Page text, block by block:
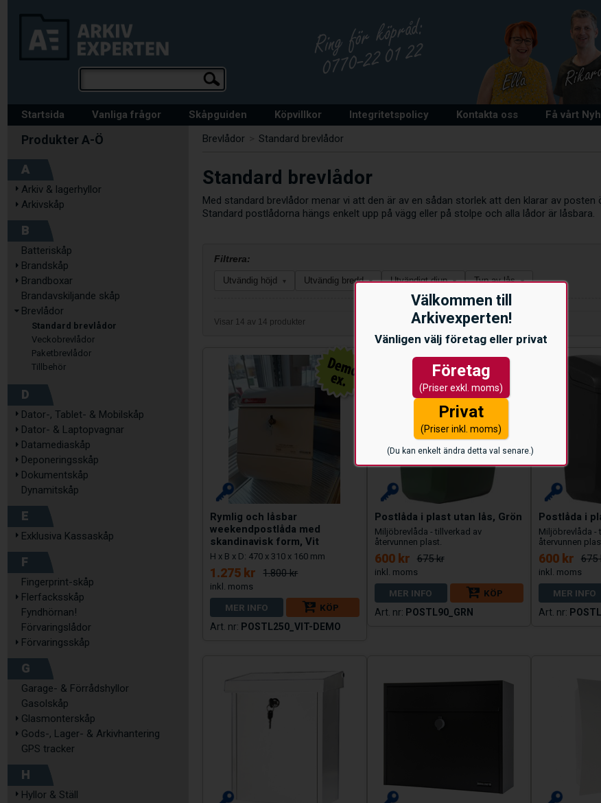
Välkommen till
Arkivexperten!
Vänligen välj företag eller privat
Företag
(Priser exkl. moms)
Privat
(Priser inkl. moms)
(Du kan enkelt ändra detta val senare.)
Startsida Vanliga frågor Skåpguiden Köpvillkor Integritetspolicy Kontakta oss Få vårt
A
Arkiv & lagerhyllor
Arkivskåp
B
Batteriskåp
Brandskåp
Brandboxar
Brandavskiljande skåp
Brevlådor
Standard brevlådor
Veckobrevlådor
Paketbrevlådor
Tillbehör
D
Dator-, Tablet- & Mobilskåp
Dator- & Laptopvagnar
Datamediaskåp
Deponeringsskåp
Dokumentskåp
Dynamitskåp
E
Exklusiva Kassaskåp
F
Fingerprint-skåp
Flerfacksskåp
Fyndhörnan!
Förvaringslådor
Förvaringsskåp
G
Garage- & Förrådshyllor
Gasolskåp
Glasmonterskåp
Gods-, Lager- & Arkivhantering
GPS tracker
H
Hyllor & Ställ
Brevlådor Standard brevlådor
Standard brevlådor
Med standard brevlådor menar vi att den är av en sådan storlek att den klarar av posten
Standard postlådorna hängs enkelt upp på vägg eller på stolpe och alla lådor är låsbara.
Filtrera:
Utvändig höjd ▾ Utvändig bredd ▾ Utvändigt djup ▾ Typ av lås ▾
Visar 14 av 14 produkter
Rymlig och låsbar
weekendpostlåda med
skandinavisk form, Vit
H x B x D: 470 x 310 x 160 mm
1.275 kr 1.800 kr
MER INFO
KÖP
POSTL250_VIT-DEMO
Postlåda i plast utan lås, Grön
Miljöbrevlåda - tillverkad av
återvunnen plast.
600 kr 675 kr
MER INFO
KÖP
POSTL90_GRN
Postlåda i
Miljöbrevlåda -
återvunnen
600 kr 675
MER INFO